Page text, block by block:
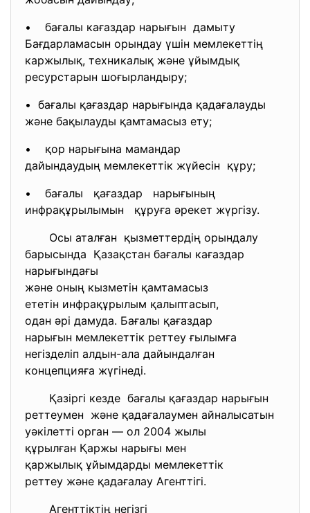
• бағалы кағаздар нарығын дамыту
Бағдарламасын орындау үшін мемлекеттің
каржылық, техникалық және ұйымдық
ресурстарын шоғырландыру;
• бағалы қағаздар нарығында қадағалауды
және бақылауды қамтамасыз ету;
• қор нарығына мамандар
дайындаудың мемлекеттік жүйесін құру;
• бағалы қағаздар нарығының
инфрақұрылымын құруға әрекет жүргізу.
Осы аталған қызметтердің орындалу
барысында Қазақстан бағалы кағаздар
нарығындағы
және оның кызметін қамтамасыз
ететін инфрақұрылым қалыптасып,
одан әрі дамуда. Бағалы қағаздар
нарығын мемлекеттік реттеу ғылымға
негізделіп алдын-ала дайындалған
концепцияға жүгінеді.
Қазіргі кезде бағалы қағаздар нарығын
реттеумен және қадағалаумен айналысатын
уәкілетті орган — ол 2004 жылы
құрылған Қаржы нарығы мен
қаржылық ұйымдарды мемлекеттік
реттеу және қадағалау Агенттігі.
Агенттіктің негізгі